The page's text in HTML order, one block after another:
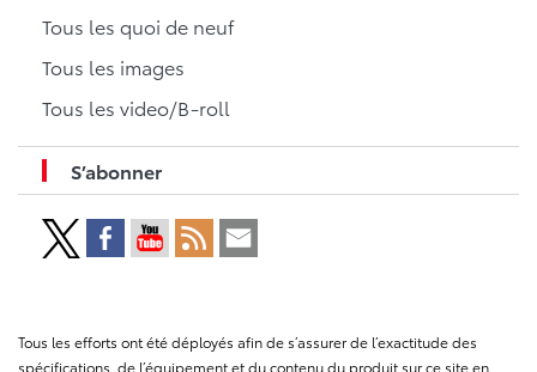
Tous les quoi de neuf
Tous les images
Tous les video/B-roll
S’abonner
Tous les efforts ont été déployés afin de s’assurer de l’exactitude des
spécifications, de l’équipement et du contenu du produit sur ce site en